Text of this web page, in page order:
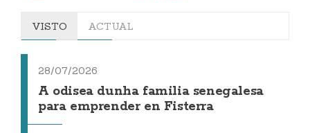
VISTO ACTUAL
28/07/2026
A odisea dunha familia senegalesa
para emprender en Fisterra